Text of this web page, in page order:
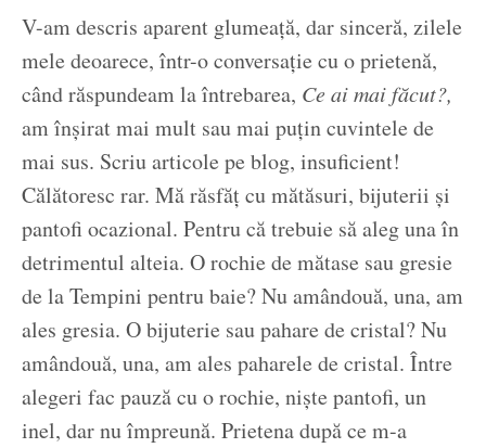
V-am descris aparent glumeață, dar sinceră, zilele
mele deoarece, într-o conversație cu o prietenă,
când răspundeam la întrebarea, Ce ai mai făcut?,
am înșirat mai mult sau mai puțin cuvintele de
mai sus. Scriu articole pe blog, insuficient!
Călătoresc rar. Mă răsfăț cu mătăsuri, bijuterii și
pantofi ocazional. Pentru că trebuie să aleg una în
detrimentul alteia. O rochie de mătase sau gresie
de la Tempini pentru baie? Nu amândouă, una, am
ales gresia. O bijuterie sau pahare de cristal? Nu
amândouă, una, am ales paharele de cristal. Între
alegeri fac pauză cu o rochie, niște pantofi, un
inel, dar nu împreună. Prietena după ce m-a